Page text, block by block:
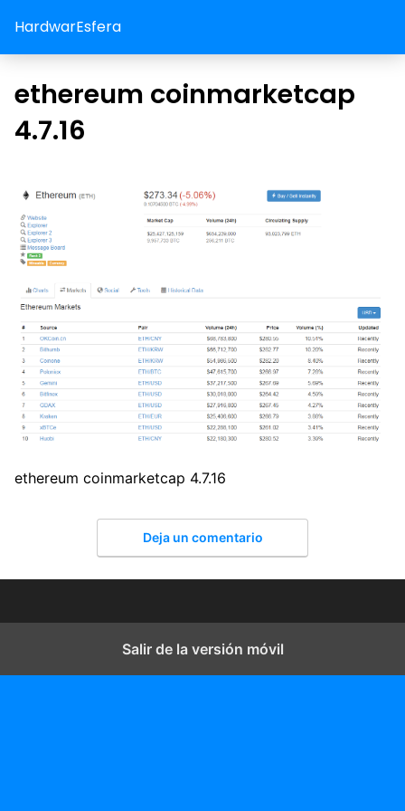
HardwarEsfera
ethereum coinmarketcap
4.7.16
ethereum coinmarketcap 4.7.16
Deja un comentario
Salir de la versión móvil